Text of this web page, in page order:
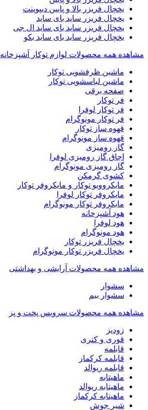
یخچال فریزر بالا و پایین دیپوینت
یخچال فریزر ساید بای ساید
یخچال فریزر ساید بای ساید ال جی
یخچال فریزر ساید بای ساید بکو
مشاهده همه محصولات لوازم توکار آشپزخانه
ماشین ظرفشویی توکار
ماشین لباسشویی توکار
صفحه برقی
فر توکار
فر توکار لوفرا
فر توکار مونوگرام
قهوه ساز توکار
قهوه ساز مونوگرام
گاز رومیزی
اجاق گاز رومیزی لوفرا
گاز رومیزی مونوگرام
کشوی گرمکن
مایکروویو توکار و مایکروفر توکار
مایکروفر توکار لوفرا
مایکروفر توکار مونوگرام
هود آشپزخانه
هود لوفرا
هود مونوگرام
یخچال فریزر توکار
یخچال فریزر توکار مونوگرام
مشاهده همه محصولات آرایشی و بهداشتی
سشوار
سشوار بیم
مشاهده همه محصولات سرویس پخت و پز
زودپز
قوری و کتری
قابلمه
قابلمه کرکماز
قابلمه ریوالد
ماهیتابه
ماهیتابه ریوالد
ماهیتابه کرکماز
شیر جوش